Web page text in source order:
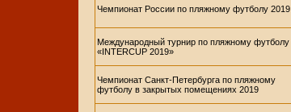
Чемпионат России по пляжному футболу 2019
Международный турнир по пляжному футболу
«INTERCUP 2019»
Чемпионат Санкт-Петербурга по пляжному
футболу в закрытых помещениях 2019